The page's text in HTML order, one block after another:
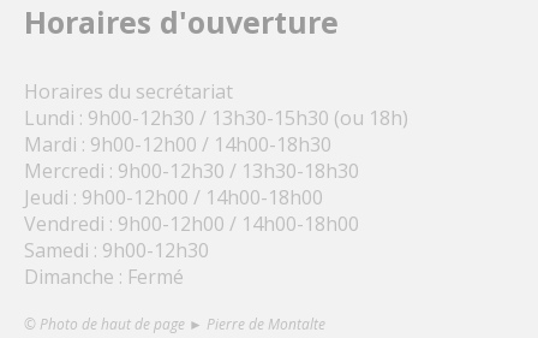
Horaires d'ouverture
Horaires du secrétariat
Lundi : 9h00-12h30 / 13h30-15h30 (ou 18h)
Mardi : 9h00-12h00 / 14h00-18h30
Mercredi : 9h00-12h30 / 13h30-18h30
Jeudi : 9h00-12h00 / 14h00-18h00
Vendredi : 9h00-12h00 / 14h00-18h00
Samedi : 9h00-12h30
Dimanche : Fermé
© Photo de haut de page ► Pierre de Montalte